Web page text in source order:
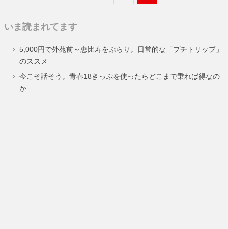
ー
ジ
ー
ジ
いま読まれてます
5,000円で外苑前～恵比寿をぶらり。日常的な「プチトリップ」
のススメ
今こそ話そう。青春18きっぷを使ったらどこまで乗れば得なの
か